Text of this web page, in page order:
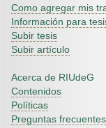
Como agregar mis
Información para
Subir tesis
Subir artículo
Acerca de RIUdeG
Contenidos
Políticas
Preguntas frecuentes